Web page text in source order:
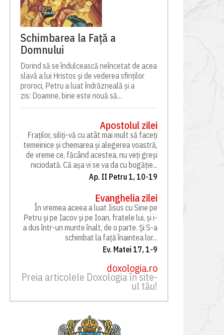
Schimbarea la Față a
Domnului
Dorind să se îndulcească neîncetat de acea
slavă a lui Hristos și de vederea sfinților
proroci, Petru a luat îndrăzneală și a
zis: Doamne, bine este nouă să...
Apostolul zilei
Fraților, siliți-vă cu atât mai mult să faceți
temeinice și chemarea și alegerea voastră,
de vreme ce, făcând acestea, nu veți greși
niciodată. Că așa vi se va da cu bogăție...
Ap. II Petru 1, 10-19
Evanghelia zilei
În vremea aceea a luat Iisus cu Sine pe
Petru și pe Iacov și pe Ioan, fratele lui, și i-
a dus într-un munte înalt, de o parte. Și S-a
schimbat la față înaintea lor...
Ev. Matei 17, 1-9
doxologia.ro
Preia articolele Doxologia în site-
ul tău!